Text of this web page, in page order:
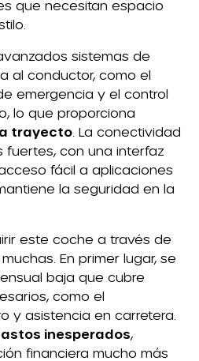
que necesitan espacio
sistemas de
al conductor, como el
emergencia y el control
lo que proporciona
trayecto . La conectividad
fuertes, con una interfaz
fácil a aplicaciones
la seguridad en la
este coche a través de
En primer lugar, se
baja que cubre
como el
y asistencia en carretera.
inesperados,
financiera mucho más